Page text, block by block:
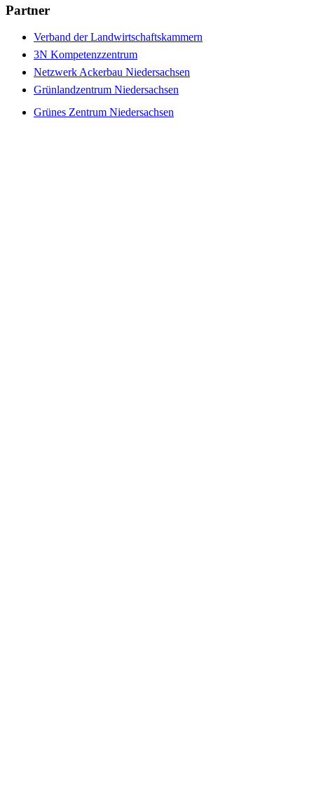
Partner
Verband der Landwirtschaftskammern
3N Kompetenzzentrum
Netzwerk Ackerbau Niedersachsen
Grünlandzentrum Niedersachsen
Grünes Zentrum Niedersachsen